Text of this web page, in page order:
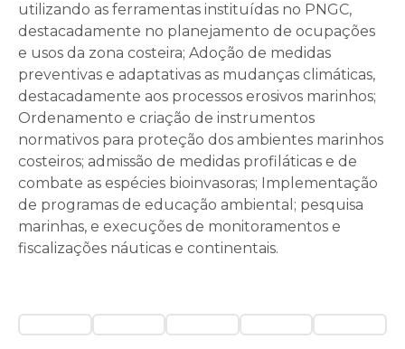
utilizando as ferramentas instituídas no PNGC,
destacadamente no planejamento de ocupações
e usos da zona costeira; Adoção de medidas
preventivas e adaptativas as mudanças climáticas,
destacadamente aos processos erosivos marinhos;
Ordenamento e criação de instrumentos
normativos para proteção dos ambientes marinhos
costeiros; admissão de medidas profiláticas e de
combate as espécies bioinvasoras; Implementação
de programas de educação ambiental; pesquisa
marinhas, e execuções de monitoramentos e
fiscalizações náuticas e continentais.